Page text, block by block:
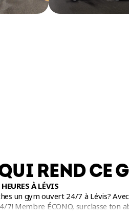
REND CE
À LÉVIS
un gym ouvert 24/7 à Lévis?
7! Membre ÉCONO, surclasse ton